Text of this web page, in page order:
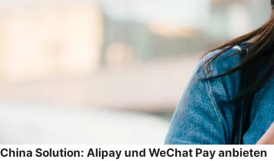
China Solution: Alipay und WeChat Pay anbieten